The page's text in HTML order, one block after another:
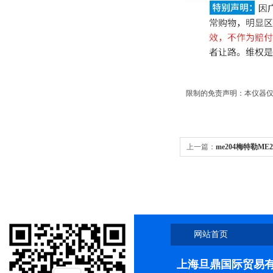
限制的免责声明：本仪器
上一篇： me204梅特勒
网站首页
上海旦鼎国际贸易